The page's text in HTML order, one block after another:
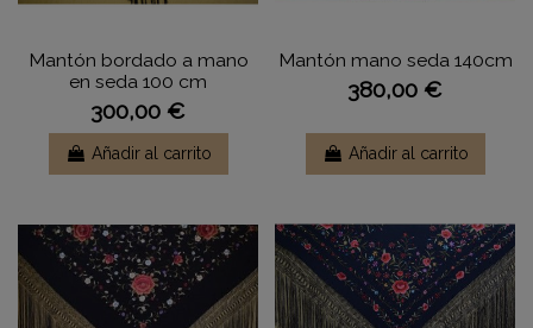
Mantón bordado a mano
en seda 100 cm
300,00 €
Añadir al carrito
Mantón mano seda 140cm
380,00 €
Añadir al carrito